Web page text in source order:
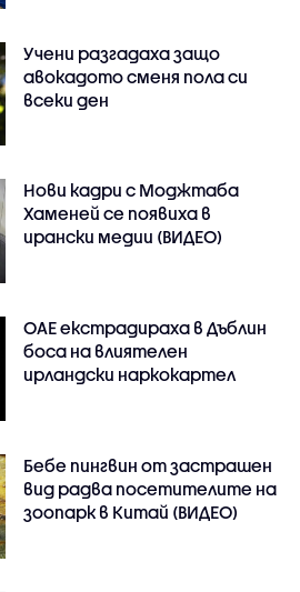
Учени разгадаха защо
авокадото сменя пола си
всеки ден
Нови кадри с Моджтаба
Хаменей се появиха в
ирански медии (ВИДЕО)
ОАЕ екстрадираха в Дъблин
боса на влиятелен
ирландски наркокартел
Бебе пингвин от застрашен
вид радва посетителите на
зоопарк в Китай (ВИДЕО)